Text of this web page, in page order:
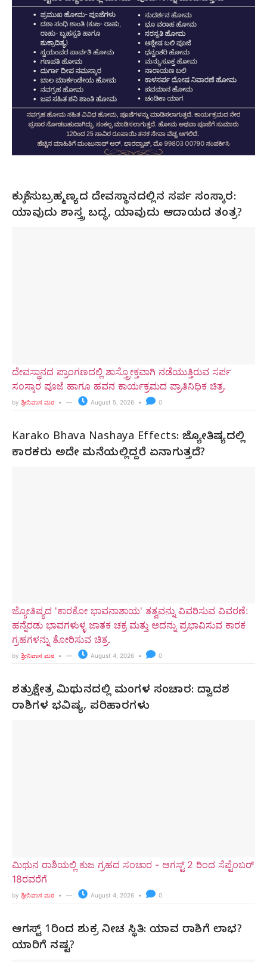
ಕುಕ್ಕೆ ಸುಬ್ರಹ್ಮಣ್ಯದ ದೇವಸ್ಥಾನದಲ್ಲಿನ ಸರ್ಪ ಸಂಸ್ಕಾರ:
ಯಾವುದು ಶಾಸ್ತ್ರ ಬದ್ಧ, ಯಾವುದು ಆದಾಯದ ತಂತ್ರ?
ದೇವಸ್ಥಾನದ ಪ್ರಾಂಗಣದಲ್ಲಿ ಶಾಸ್ತ್ರೋಕ್ತವಾಗಿ ನಡೆಯುತ್ತಿರುವ ಸರ್ಪ
ಸಂಸ್ಕಾರ ಪೂಜೆ ಹಾಗೂ ಹವನ ಕಾರ್ಯಕ್ರಮದ ಪ್ರಾತಿನಿಧಿಕ ಚಿತ್ರ.
by ಶ್ರೀನಿವಾಸ ಮಠ August 5, 2026 0
Karako Bhava Nashaya Effects: ಜ್ಯೋತಿಷ್ಯದಲ್ಲಿ
ಕಾರಕರು ಅದೇ ಮನೆಯಲ್ಲಿದ್ದರೆ ಏನಾಗುತ್ತದೆ?
ಜ್ಯೋತಿಷ್ಯದ 'ಕಾರಕೋ ಭಾವನಾಶಾಯ' ತತ್ವವನ್ನು ವಿವರಿಸುವ ವಿವರಣೆ:
ಹನ್ನೆರಡು ಭಾವಗಳುಳ್ಳ ಜಾತಕ ಚಕ್ರ ಮತ್ತು ಅದನ್ನು ಪ್ರಭಾವಿಸುವ ಕಾರಕ
ಗ್ರಹಗಳನ್ನು ತೋರಿಸುವ ಚಿತ್ರ.
by ಶ್ರೀನಿವಾಸ ಮಠ August 4, 2026 0
ಶತ್ರುಕ್ಷೇತ್ರ ಮಿಥುನದಲ್ಲಿ ಮಂಗಳ ಸಂಚಾರ: ದ್ವಾದಶ
ರಾಶಿಗಳ ಭವಿಷ್ಯ, ಪರಿಹಾರಗಳು
ಮಿಥುನ ರಾಶಿಯಲ್ಲಿ ಕುಜ ಗ್ರಹದ ಸಂಚಾರ - ಆಗಸ್ಟ್ 2 ರಿಂದ ಸೆಪ್ಟೆಂಬರ್
18ರವರೆಗೆ
by ಶ್ರೀನಿವಾಸ ಮಠ August 4, 2026 0
ಆಗಸ್ಟ್ 1ರಿಂದ ಶುಕ್ರ ನೀಚ ಸ್ಥಿತಿ: ಯಾವ ರಾಶಿಗೆ ಲಾಭ?
ಯಾರಿಗೆ ನಷ್ಟ?